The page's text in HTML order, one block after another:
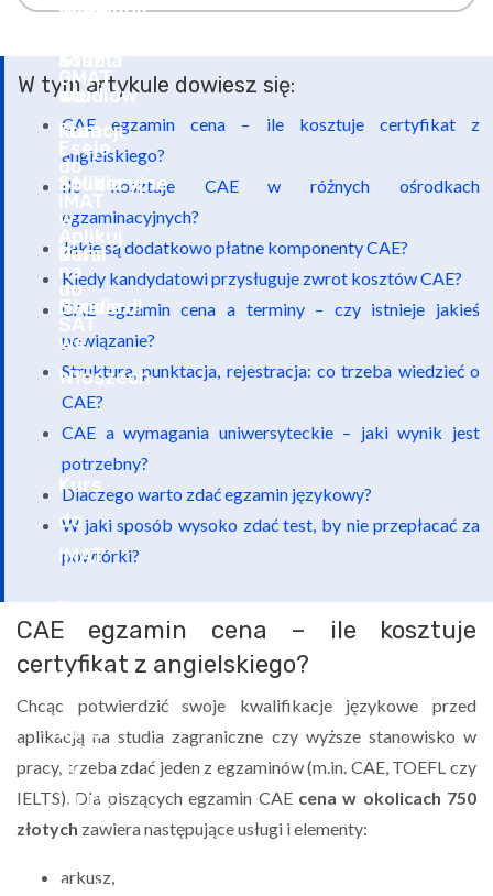
W tym artykule dowiesz się:
CAE egzamin cena – ile kosztuje certyfikat z
angielskiego?
Ile kosztuje CAE w różnych ośrodkach
egzaminacyjnych?
Jakie są dodatkowo płatne komponenty CAE?
Kiedy kandydatowi przysługuje zwrot kosztów CAE?
CAE egzamin cena a terminy – czy istnieje jakieś
powiązanie?
Struktura, punktacja, rejestracja: co trzeba wiedzieć o
CAE?
CAE a wymagania uniwersyteckie – jaki wynik jest
potrzebny?
Dlaczego warto zdać egzamin językowy?
W jaki sposób wysoko zdać test, by nie przepłacać za
powtórki?
CAE egzamin cena – ile kosztuje
certyfikat z angielskiego?
Chcąc potwierdzić swoje kwalifikacje językowe przed
aplikacją na studia zagraniczne czy wyższe stanowisko w
pracy, trzeba zdać jeden z egzaminów (m.in. CAE, TOEFL czy
IELTS). Dla piszących egzamin CAE cena w okolicach 750
złotych zawiera następujące usługi i elementy:
arkusz,